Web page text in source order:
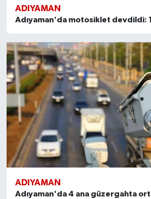
ADIYAMAN
Adıyaman'da motosiklet devdildi:
ADIYAMAN
Adıyaman'da 4 ana güzergahta